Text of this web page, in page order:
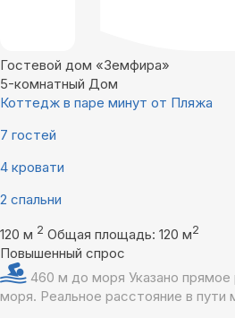
Гостевой дом «Земфира»
5-комнатный Дом
Коттедж в паре минут от Пляжа
7 гостей
4 кровати
2 спальни
120 м 2 Общая площадь: 120 м2
Повышенный спрос
460 м до моря Указано
моря. Реальное расстояние в